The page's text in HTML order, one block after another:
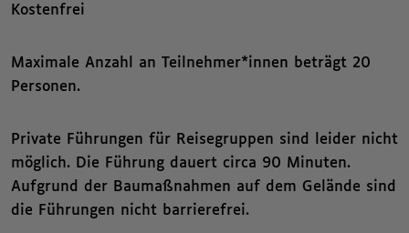
Kostenfrei
Maximale Anzahl an Teilnehmer*innen beträgt 20
Personen.
Private Führungen für Reisegruppen sind leider nicht
möglich. Die Führung dauert circa 90 Minuten.
Aufgrund der Baumaßnahmen auf dem Gelände sind
die Führungen nicht barrierefrei.